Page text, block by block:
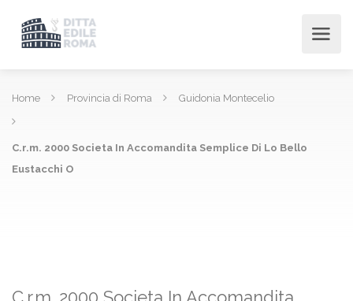
Home Provincia di Roma Guidonia Montecelio
C.r.m. 2000 Societa In Accomandita Semplice Di Lo Bello
Eustacchi O